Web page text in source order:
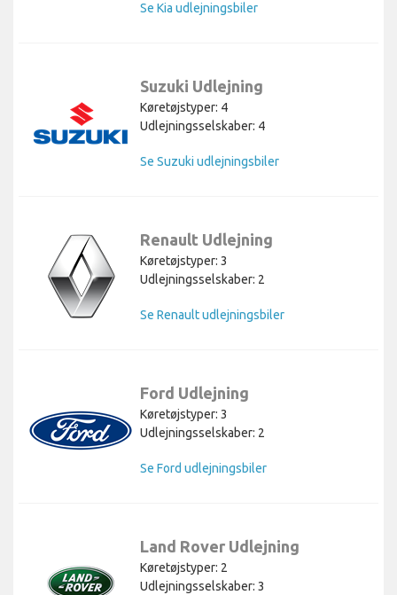
Se Kia udlejningsbiler
Suzuki Udlejning
Køretøjstyper: 4
Udlejningsselskaber: 4
Se Suzuki udlejningsbiler
Renault Udlejning
Køretøjstyper: 3
Udlejningsselskaber: 2
Se Renault udlejningsbiler
Ford Udlejning
Køretøjstyper: 3
Udlejningsselskaber: 2
Se Ford udlejningsbiler
Land Rover Udlejning
Køretøjstyper: 2
Udlejningsselskaber: 3